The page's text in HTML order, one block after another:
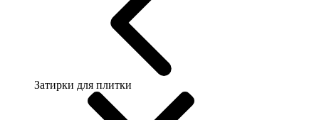
Затирки для плитки